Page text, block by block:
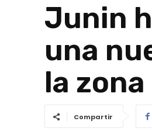
Junin
una
la zona
Compartir